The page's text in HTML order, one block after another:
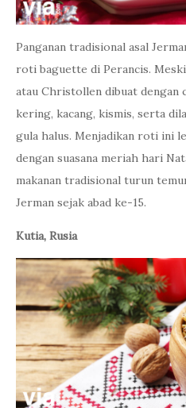
Panganan tradisional asal
roti baguette di Perancis.
atau Christollen dibuat dengan
kering, kacang, kismis, serta
gula halus. Menjadikan roti ini
dengan suasana meriah hari
makanan tradisional turun
Jerman sejak abad ke-15.
Kutia, Rusia